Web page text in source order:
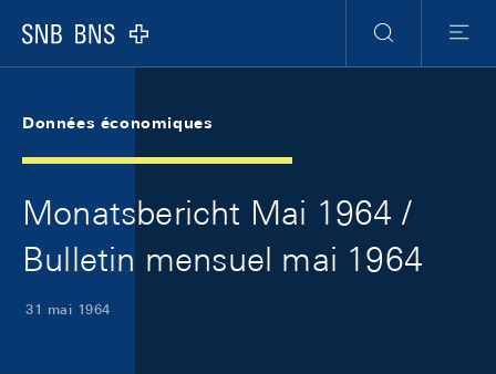
Logo
RechercheMenu
Données économiques
Monatsbericht Mai 1964 /
Bulletin mensuel mai 1964
31 mai 1964